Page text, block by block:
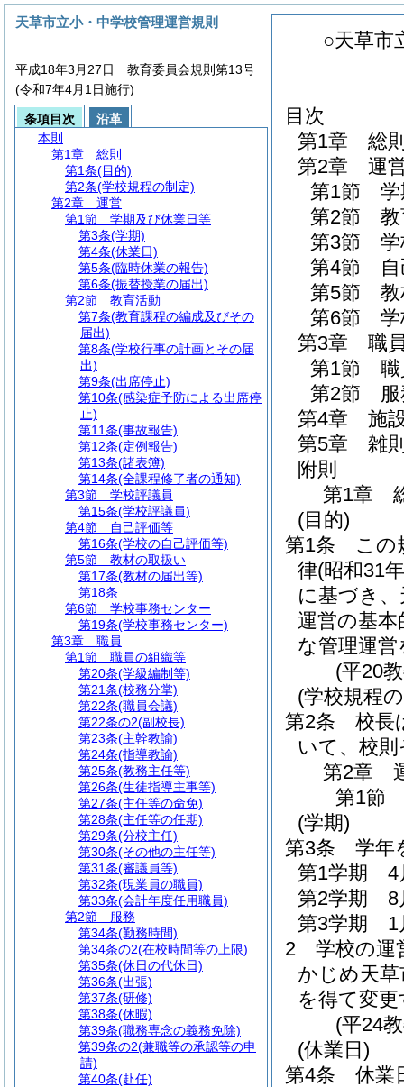
○天草市
目次
第1章
総
第2章
運
第1節
第2節
第3節
第4節
第5節
第6節
第3章
職
第1節
第2節
第4章
施
第5章
雑
附則
第1章
(目的)
第1条
この
律(昭和31
に基づき
運営の基
な管理運
(平20
(学校規程
第2条
校長
いて、校
第2章
第1節
(学期)
第3条
学年
第1学期 4
第2学期 8
第3学期 1
2
学校の運
かじめ天
を得て変
(平24
(休業日)
第4条
休業
天草市立小・中学校管理運営規則
平成18年3月27日 教育委員会規則第13号
(令和7年4月1日施行)
条項目次
沿革
本則
第1章
総則
第1条(目的)
第2条(学校規程の制定)
第2章
運営
第1節
学期及び休業日等
第3条(学期)
第4条(休業日)
第5条(臨時休業の報告)
第6条(振替授業の届出)
第2節
教育活動
第7条(教育課程の編成及びその
届出)
第8条(学校行事の計画とその届
出)
第9条(出席停止)
第10条(感染症予防による出席停
止)
第11条(事故報告)
第12条(定例報告)
第13条(諸表簿)
第14条(全課程修了者の通知)
第3節
学校評議員
第15条(学校評議員)
第4節
自己評価等
第16条(学校の自己評価等)
第5節
教材の取扱い
第17条(教材の届出等)
第18条
第6節
学校事務センター
第19条(学校事務センター)
第3章
職員
第1節
職員の組織等
第20条(学級編制等)
第21条(校務分掌)
第22条(職員会議)
第22条の2(副校長)
第23条(主幹教諭)
第24条(指導教諭)
第25条(教務主任等)
第26条(生徒指導主事等)
第27条(主任等の命免)
第28条(主任等の任期)
第29条(分校主任)
第30条(その他の主任等)
第31条(審議員等)
第32条(現業員の職員)
第33条(会計年度任用職員)
第2節
服務
第34条(勤務時間)
第34条の2(在校時間等の上限)
第35条(休日の代休日)
第36条(出張)
第37条(研修)
第38条(休暇)
第39条(職務専念の義務免除)
第39条の2(兼職等の承認等の申
請)
第40条(赴任)